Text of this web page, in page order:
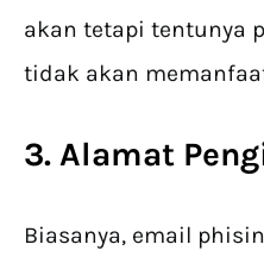
akan tetapi tentunya
tidak akan
3. Alamat
Biasanya, email